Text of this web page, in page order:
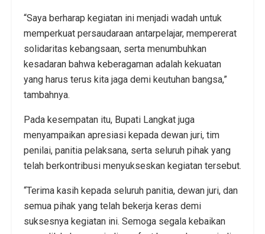
“Saya berharap kegiatan ini menjadi wadah untuk
memperkuat persaudaraan antarpelajar, mempererat
solidaritas kebangsaan, serta menumbuhkan
kesadaran bahwa keberagaman adalah kekuatan
yang harus terus kita jaga demi keutuhan bangsa,”
tambahnya.
Pada kesempatan itu, Bupati Langkat juga
menyampaikan apresiasi kepada dewan juri, tim
penilai, panitia pelaksana, serta seluruh pihak yang
telah berkontribusi menyukseskan kegiatan tersebut.
“Terima kasih kepada seluruh panitia, dewan juri, dan
semua pihak yang telah bekerja keras demi
suksesnya kegiatan ini. Semoga segala kebaikan